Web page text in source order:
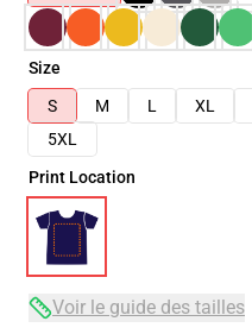
Size
S
M L XL
5XL
Print Location
Voir le guide des tailles